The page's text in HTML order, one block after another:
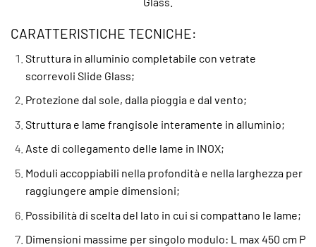
CARATTERISTICHE TECNICHE:
Struttura in alluminio completabile con vetrate
scorrevoli Slide Glass;
Protezione dal sole, dalla pioggia e dal vento;
Struttura e lame frangisole interamente in alluminio;
Aste di collegamento delle lame in INOX;
Moduli accoppiabili nella profondità e nella larghezza per
raggiungere ampie dimensioni;
Possibilità di scelta del lato in cui si compattano le lame;
Dimensioni massime per singolo modulo: L max 450 cm P